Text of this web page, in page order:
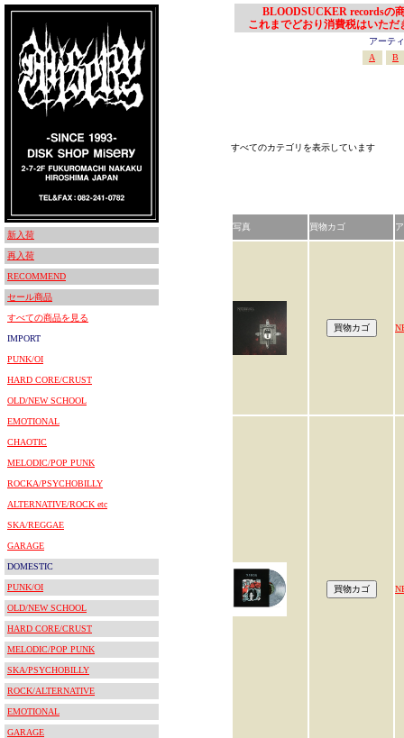
新入荷
再入荷
RECOMMEND
セール商品
すべての商品を見る
IMPORT
PUNK/OI
HARD CORE/CRUST
OLD/NEW SCHOOL
EMOTIONAL
CHAOTIC
MELODIC/POP PUNK
ROCKA/PSYCHOBILLY
ALTERNATIVE/ROCK etc
SKA/REGGAE
GARAGE
DOMESTIC
PUNK/OI
OLD/NEW SCHOOL
HARD CORE/CRUST
MELODIC/POP PUNK
SKA/PSYCHOBILLY
ROCK/ALTERNATIVE
EMOTIONAL
GARAGE
BLOODSUCKER recordsの
これまでどおり消費税はいただ
アーテ
A
B
すべてのカテゴリを表示しています
写真 買物カゴ